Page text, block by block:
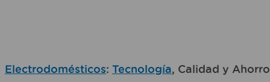
Electrodomésticos: Tecnología, Calidad y